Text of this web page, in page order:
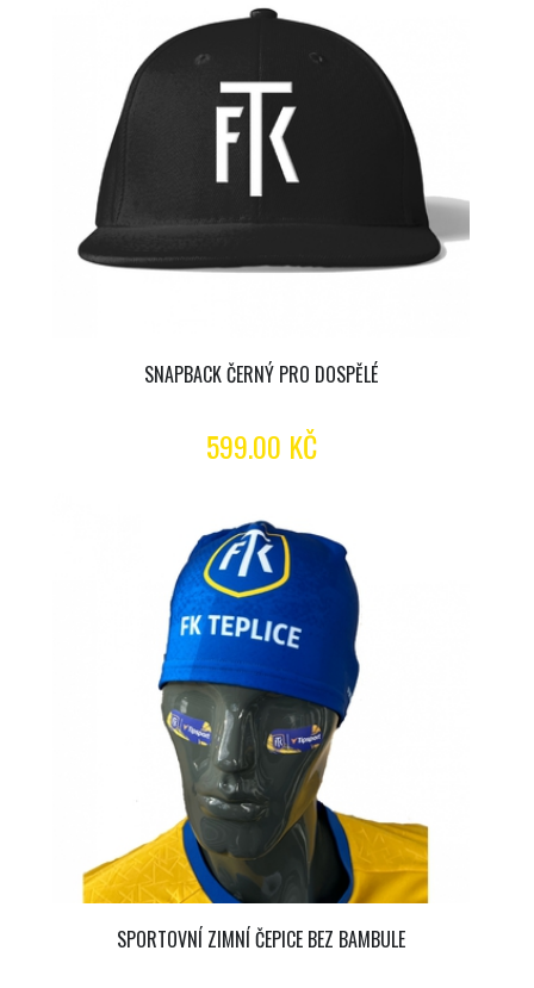
SNAPBACK ČERNÝ PRO DOSPĚLÉ
599.00 KČ
SPORTOVNÍ ZIMNÍ ČEPICE BEZ BAMBULE